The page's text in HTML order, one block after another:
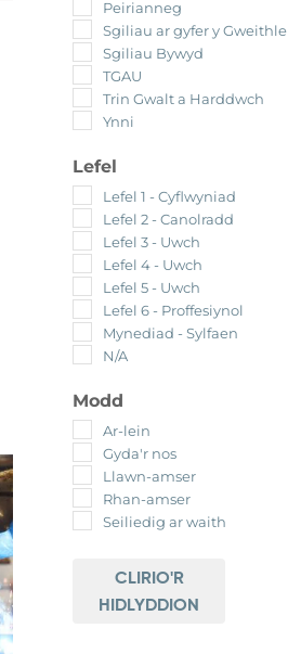
Peirianneg
Sgiliau ar gyfer y Gweithle
Sgiliau Bywyd
TGAU
Trin Gwalt a Harddwch
Ynni
Lefel
Lefel 1 - Cyflwyniad
Lefel 2 - Canolradd
Lefel 3 - Uwch
Lefel 4 - Uwch
Lefel 5 - Uwch
Lefel 6 - Proffesiynol
Mynediad - Sylfaen
N/A
Modd
Ar-lein
Gyda'r nos
Llawn-amser
Rhan-amser
Seiliedig ar waith
CLIRIO'R
HIDLYDDION